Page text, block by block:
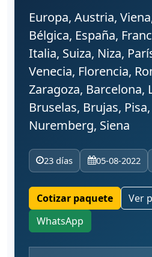
Europa, Austria,
Bélgica, España,
Italia, Suiza, Niza,
Venecia, Florencia,
Zaragoza, Barcelona,
Bruselas, Brujas,
Nuremberg, Siena
23 días 05-08-2022
Cotizar paquete
Ver
WhatsApp